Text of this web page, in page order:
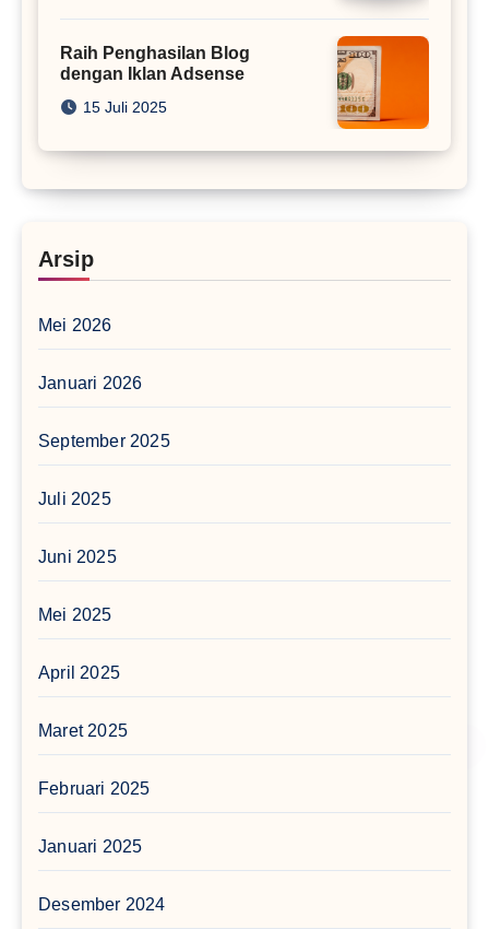
Raih Penghasilan Blog
dengan Iklan Adsense
15 Juli 2025
Arsip
Mei 2026
Januari 2026
September 2025
Juli 2025
Juni 2025
Mei 2025
April 2025
Maret 2025
Februari 2025
Januari 2025
Desember 2024